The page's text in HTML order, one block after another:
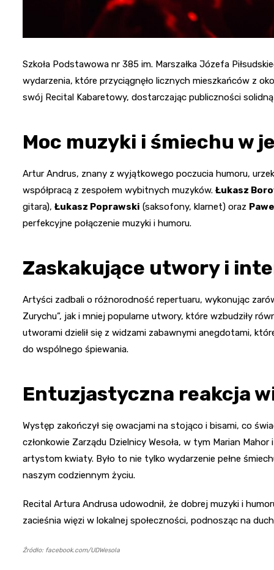
Szkoła Podstawowa nr 385 im. Marszałka Józefa
wydarzenia, które przyciągnęło licznych mieszkańców z
swój Recital Kabaretowy, dostarczając publiczności
Moc muzyki i śmiechu w
Artur Andrus, znany z wyjątkowego poczucia humoru,
współpracą z zespołem wybitnych muzyków. Łukasz
gitara), Łukasz Poprawski (saksofony, klarnet) oraz
perfekcyjne połączenie muzyki i humoru.
Zaskakujące utwory i
Artyści zadbali o różnorodność repertuaru, wykonując
Zurychu”, jak i mniej popularne utwory, które wzbudziły
utworami dzielił się z widzami zabawnymi anegdotami,
do wspólnego śpiewania.
Entuzjastyczna reakcja
Występ zakończył się owacjami na stojąco i bisami, co
członkowie Zarządu Dzielnicy Wesoła, w tym Marian
artystom kwiaty. Było to nie tylko wydarzenie pełne
naszym codziennym życiu.
Recital Artura Andrusa udowodnił, że dobrej muzyki i
zacieśnia więzi w lokalnej społeczności, podnosząc na
Źródło: facebook.com/UDWesola